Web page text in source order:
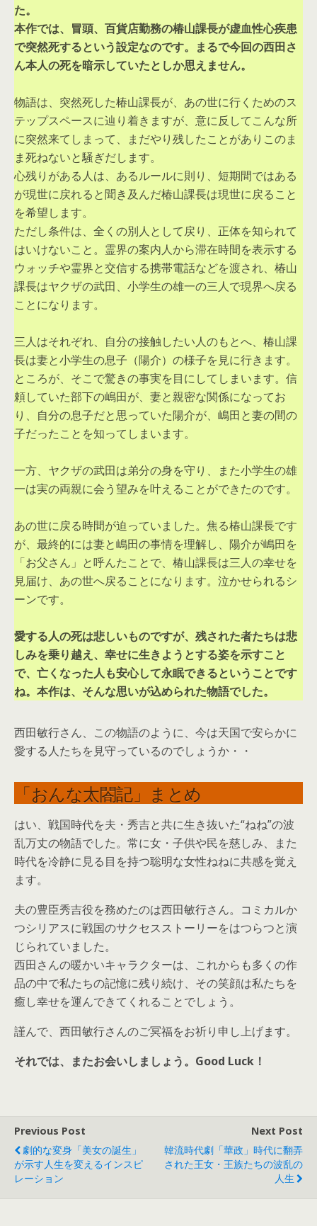
た。
本作では、冒頭、百貨店勤務の椿山課長が虚血性心疾患
で突然死するという設定なのです。まるで今回の西田さ
ん本人の死を暗示していたとしか思えません。
物語は、突然死した椿山課長が、あの世に行くためのス
テップスペースに辿り着きますが、意に反してこんな所
に突然来てしまって、まだやり残したことがありこのま
ま死ねないと騒ぎだします。
心残りがある人は、あるルールに則り、短期間ではある
が現世に戻れると聞き及んだ椿山課長は現世に戻ること
を希望します。
ただし条件は、全くの別人として戻り、正体を知られて
はいけないこと。霊界の案内人から滞在時間を表示する
ウォッチや霊界と交信する携帯電話などを渡され、椿山
課長はヤクザの武田、小学生の雄一の三人で現界へ戻る
ことになります。
三人はそれぞれ、自分の接触したい人のもとへ、椿山課
長は妻と小学生の息子（陽介）の様子を見に行きます。
ところが、そこで驚きの事実を目にしてしまいます。信
頼していた部下の嶋田が、妻と親密な関係になってお
り、自分の息子だと思っていた陽介が、嶋田と妻の間の
子だったことを知ってしまいます。
一方、ヤクザの武田は弟分の身を守り、また小学生の雄
一は実の両親に会う望みを叶えることができたのです。
あの世に戻る時間が迫っていました。焦る椿山課長です
が、最終的には妻と嶋田の事情を理解し、陽介が嶋田を
「お父さん」と呼んたことで、椿山課長は三人の幸せを
見届け、あの世へ戻ることになります。泣かせられるシ
ーンです。
愛する人の死は悲しいものですが、残された者たちは悲
しみを乗り越え、幸せに生きようとする姿を示すこと
で、亡くなった人も安心して永眠できるということです
ね。本作は、そんな思いが込められた物語でした。
西田敏行さん、この物語のように、今は天国で安らかに
愛する人たちを見守っているのでしょうか・・
「おんな太閤記」まとめ
はい、戦国時代を夫・秀吉と共に生き抜いた“ねね”の波
乱万丈の物語でした。常に女・子供や民を慈しみ、また
時代を冷静に見る目を持つ聡明な女性ねねに共感を覚え
ます。
夫の豊臣秀吉役を務めたのは西田敏行さん。コミカルか
つシリアスに戦国のサクセスストーリーをはつらつと演
じられていました。
西田さんの暖かいキャラクターは、これからも多くの作
品の中で私たちの記憶に残り続け、その笑顔は私たちを
癒し幸せを運んできてくれることでしょう。
謹んで、西田敏行さんのご冥福をお祈り申し上げます。
それでは、またお会いしましょう。Good Luck！
Previous Post
劇的な変身「美女の誕生」
が示す人生を変えるインスピ
レーション
Next Post
韓流時代劇「華政」時代に翻弄
された王女・王族たちの波乱の
人生